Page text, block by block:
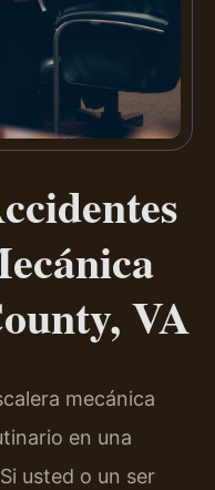
VA
mecánica
en una
usted o un ser